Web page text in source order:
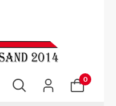
0